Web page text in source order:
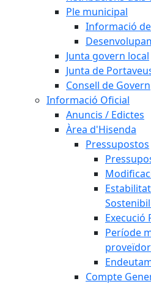
Ple municipal
Informació
Junta govern local
Junta de
Consell de Govern
Informació Oficial
Anuncis / Edictes
Àrea d'Hisenda
Pressupostos
Execució
Període
Compte